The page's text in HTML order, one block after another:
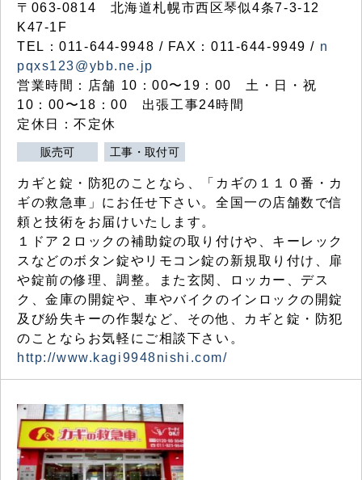
〒063-0814 北海道札幌市西区琴似4条7-3-12
K47-1F
TEL：011-644-9948 / FAX：011-644-9949 / n
pqxs123@ybb.ne.jp
営業時間：店舗 10：00〜19：00 土・日・祝
10：00〜18：00 出張工事24時間
定休日：不定休
販売可 工事・取付可
カギと錠・防犯のことなら、「カギの１１０番・カ
ギの救急車」にお任せ下さい。全国一の店舗数で信
頼と技術をお届けいたします。
１ドア２ロックの補助錠の取り付けや、キーレック
スなどのボタン錠やリモコン錠の新規取り付け、扉
や錠前の修理、調整。また玄関、ロッカー、デス
ク、金庫の開錠や、車やバイクのインロックの開錠
及び紛失キーの作製など、その他、カギと錠・防犯
のことならお気軽にご相談下さい。
http://www.kagi9948nishi.com/